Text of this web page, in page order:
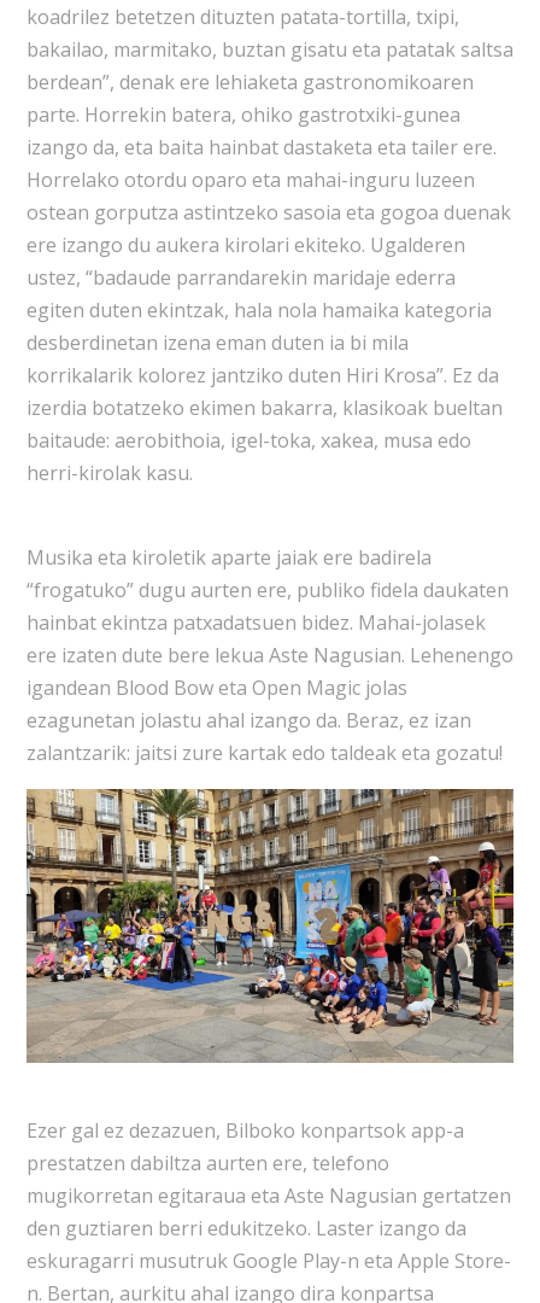
koadrilez betetzen dituzten patata-tortilla, txipi,
bakailao, marmitako, buztan gisatu eta patatak saltsa
berdean”, denak ere lehiaketa gastronomikoaren
parte. Horrekin batera, ohiko gastrotxiki-gunea
izango da, eta baita hainbat dastaketa eta tailer ere.
Horrelako otordu oparo eta mahai-inguru luzeen
ostean gorputza astintzeko sasoia eta gogoa duenak
ere izango du aukera kirolari ekiteko. Ugalderen
ustez, “badaude parrandarekin maridaje ederra
egiten duten ekintzak, hala nola hamaika kategoria
desberdinetan izena eman duten ia bi mila
korrikalarik kolorez jantziko duten Hiri Krosa”. Ez da
izerdia botatzeko ekimen bakarra, klasikoak bueltan
baitaude: aerobithoia, igel-toka, xakea, musa edo
herri-kirolak kasu.
Musika eta kiroletik aparte jaiak ere badirela
“frogatuko” dugu aurten ere, publiko fidela daukaten
hainbat ekintza patxadatsuen bidez. Mahai-jolasek
ere izaten dute bere lekua Aste Nagusian. Lehenengo
igandean Blood Bow eta Open Magic jolas
ezagunetan jolastu ahal izango da. Beraz, ez izan
zalantzarik: jaitsi zure kartak edo taldeak eta gozatu!
Ezer gal ez dezazuen, Bilboko konpartsok app-a
prestatzen dabiltza aurten ere, telefono
mugikorretan egitaraua eta Aste Nagusian gertatzen
den guztiaren berri edukitzeko. Laster izango da
eskuragarri musutruk Google Play-n eta Apple Store-
n. Bertan, aurkitu ahal izango dira konpartsa